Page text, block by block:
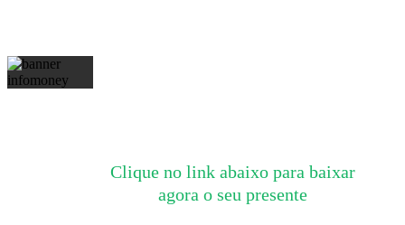
Clique no link abaixo para baixar
agora o seu presente